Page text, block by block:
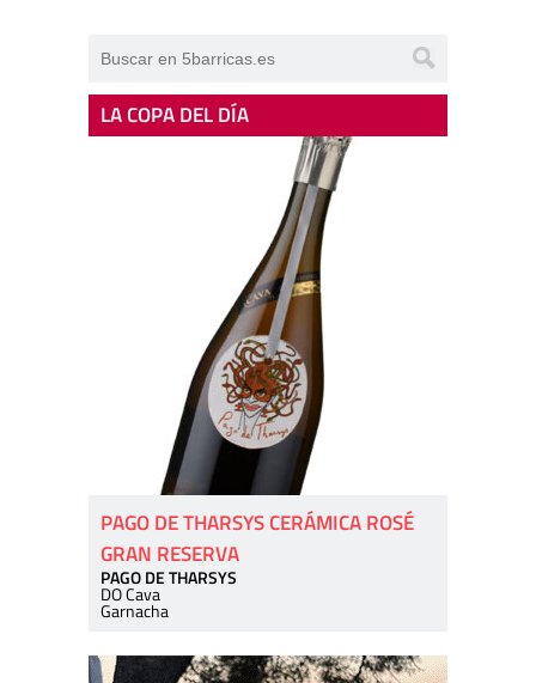
LA COPA DEL DÍA
PAGO DE THARSYS CERÁMICA ROSÉ
GRAN RESERVA
PAGO DE THARSYS
DO Cava
Garnacha